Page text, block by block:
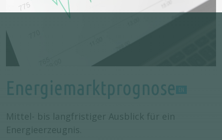
Energiemarktprognose
Mittel- bis langfristiger Ausblick für ein
Energieerzeugnis.